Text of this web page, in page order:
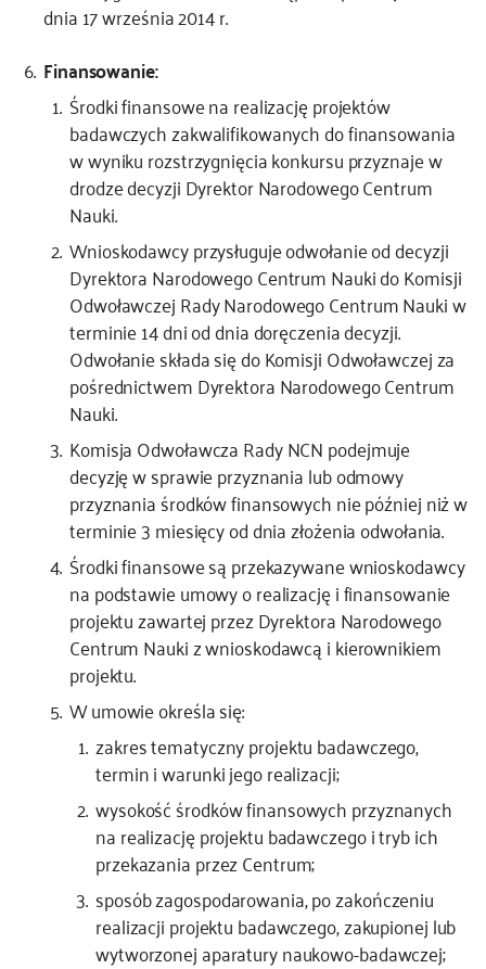
dnia 17 września 2014 r.
Finansowanie:
Środki finansowe na realizację projektów
badawczych zakwalifikowanych do finansowania
w wyniku rozstrzygnięcia konkursu przyznaje w
drodze decyzji Dyrektor Narodowego Centrum
Nauki.
Wnioskodawcy przysługuje odwołanie od decyzji
Dyrektora Narodowego Centrum Nauki do Komisji
Odwoławczej Rady Narodowego Centrum Nauki w
terminie 14 dni od dnia doręczenia decyzji.
Odwołanie składa się do Komisji Odwoławczej za
pośrednictwem Dyrektora Narodowego Centrum
Nauki.
Komisja Odwoławcza Rady NCN podejmuje
decyzję w sprawie przyznania lub odmowy
przyznania środków finansowych nie później niż w
terminie 3 miesięcy od dnia złożenia odwołania.
Środki finansowe są przekazywane wnioskodawcy
na podstawie umowy o realizację i finansowanie
projektu zawartej przez Dyrektora Narodowego
Centrum Nauki z wnioskodawcą i kierownikiem
projektu.
W umowie określa się:
zakres tematyczny projektu badawczego,
termin i warunki jego realizacji;
wysokość środków finansowych przyznanych
na realizację projektu badawczego i tryb ich
przekazania przez Centrum;
sposób zagospodarowania, po zakończeniu
realizacji projektu badawczego, zakupionej lub
wytworzonej aparatury naukowo-badawczej;